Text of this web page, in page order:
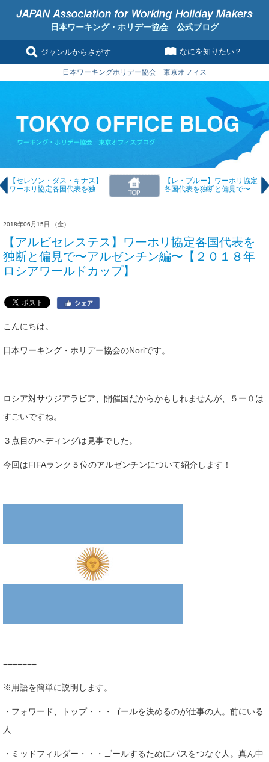
日本ワーキング・ホリデー協会 公式ブログ
ジャンルからさがす なにを知りたい？
日本ワーキングホリデー協会 東京オフィス
【セレソン・ダス・キナス】
ワーホリ協定各国代表を独断
カップ】
【レ・ブルー】ワーホリ協定
各国代表を独断と偏見で〜フ
2018年06月15日 （金）
【アルビセレステス】ワーホリ協定各国代表を
独断と偏見で〜アルゼンチン編〜【２０１８年
ロシアワールドカップ】
こんにちは。
日本ワーキング・ホリデー協会のNoriです。
ロシア対サウジアラビア、開催国だからかもしれませんが、５ー０は
すごいですね。
３点目のヘディングは見事でした。
今回はFIFAランク５位のアルゼンチンについて紹介します！
=======
※用語を簡単に説明します。
・フォワード、トップ・・・ゴールを決めるのが仕事の人。前にいる
人
・ミッドフィルダー・・・ゴールするためにパスをつなぐ人。真ん中